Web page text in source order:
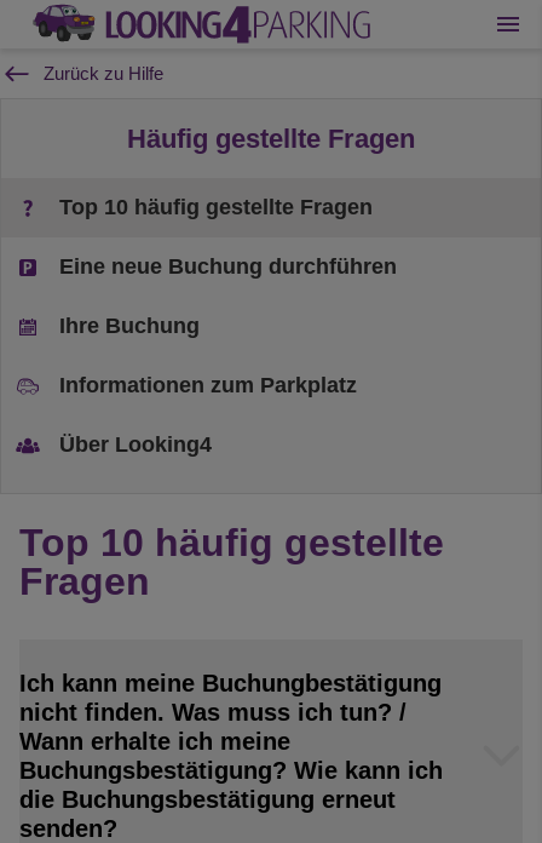
Zurück zu Hilfe
Häufig gestellte Fragen
Top 10 häufig gestellte Fragen
Eine neue Buchung durchführen
Ihre Buchung
Informationen zum Parkplatz
Über Looking4
Top 10 häufig gestellte
Fragen
Ich kann meine Buchungbestätigung
nicht finden. Was muss ich tun? /
Wann erhalte ich meine
Buchungsbestätigung? Wie kann ich
die Buchungsbestätigung erneut
senden?